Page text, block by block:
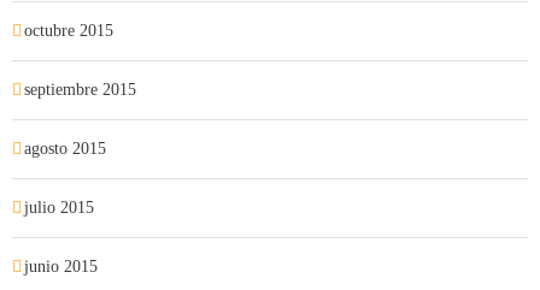
octubre 2015
septiembre 2015
agosto 2015
julio 2015
junio 2015